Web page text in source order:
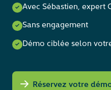
Avec Sébastien, expert
Sans engagement
Démo ciblée selon
Réservez votre